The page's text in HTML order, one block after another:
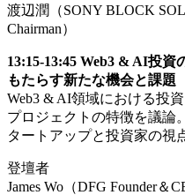
渡辺潤（SONY BLOCK
Chairman）
13:15-13:45 Web3 & AI投
もたらす新たな機会と課題
Web3 & AI領域における投
プロジェクトの特徴を議論
タートアップと投資家の視
登壇者
James Wo（DFG Founder＆